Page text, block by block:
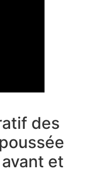
des
et